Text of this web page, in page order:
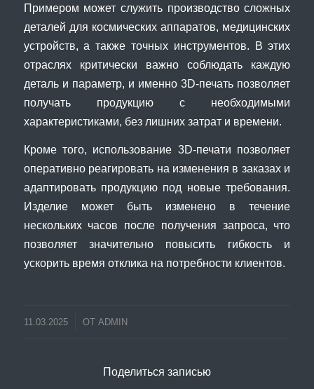
Примером может служить производство сложных
деталей для космических аппаратов, медицинских
устройств, а также точных инструментов. В этих
отраслях критически важно соблюдать каждую
деталь и параметр, и именно 3D-печать позволяет
получать продукцию с необходимыми
характеристиками, без лишних затрат и времени.
Кроме того, использование 3D-печати позволяет
оперативно реагировать на изменения в заказах и
адаптировать продукцию под новые требования.
Изделие может быть изменено в течение
нескольких часов после получения запроса, что
позволяет значительно повысить гибкость и
ускорить время отклика на потребности клиентов.
11.03.2025 ОТ ADMIN
Поделиться записью